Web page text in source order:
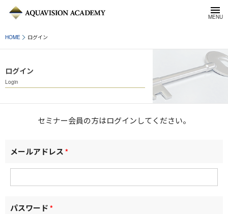
HOME ログイン
ログイン
Login
セミナー会員の方はログインしてください。
メールアドレス*
パスワード*